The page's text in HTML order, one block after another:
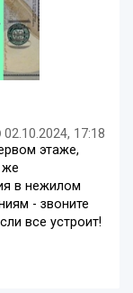
02.10.2024, 17:18
этаже,
же
в нежилом
- звоните
все устроит!